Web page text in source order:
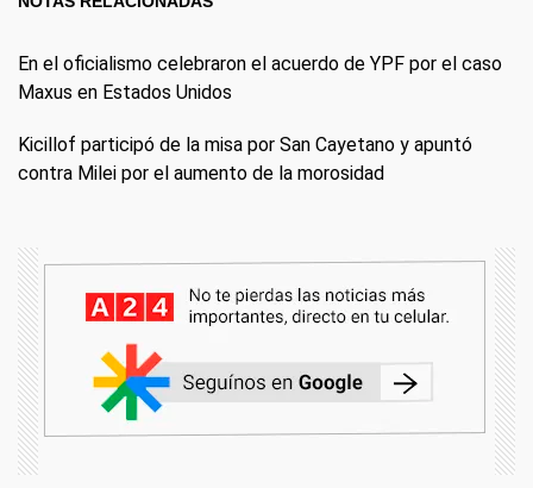
En el oficialismo celebraron el acuerdo de YPF por el caso
Maxus en Estados Unidos
Kicillof participó de la misa por San Cayetano y apuntó
contra Milei por el aumento de la morosidad